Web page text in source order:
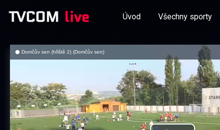
Úvod Všechny sporty
Domčův sen (hřiště 2) (Domčův sen)